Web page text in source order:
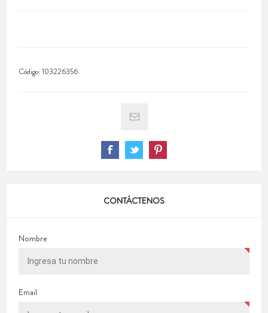
Código:103226356
CONTÁCTENOS
Nombre
Email